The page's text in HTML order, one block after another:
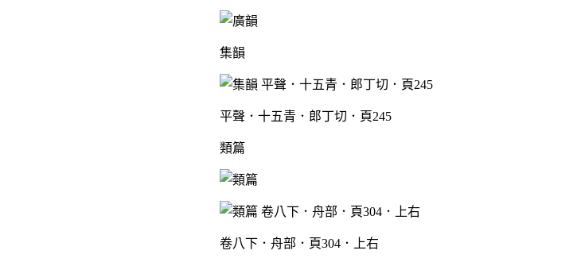
集韻
平聲．十五青．郎丁切．頁245
類篇
卷八下．舟部．頁304．上右